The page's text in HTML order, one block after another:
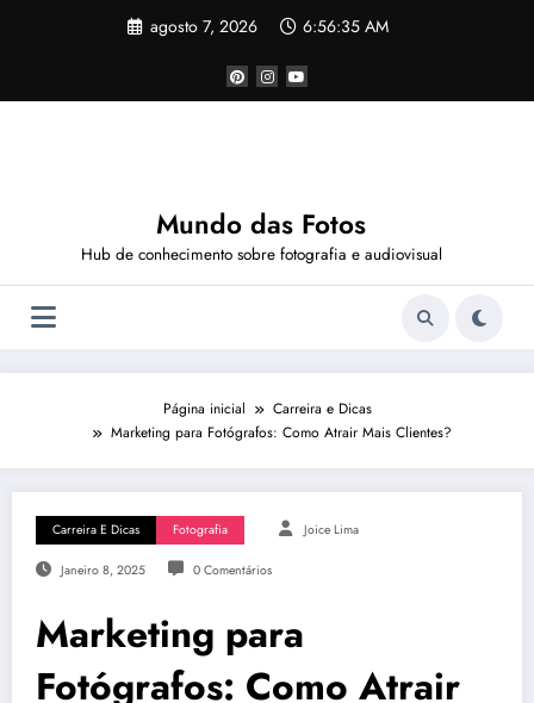
agosto 7, 2026 6:56:36 AM
Mundo das Fotos
Hub de conhecimento sobre fotografia e audiovisual
Página inicial
Carreira e Dicas
Marketing para Fotógrafos: Como Atrair Mais Clientes?
Carreira E Dicas Fotografia Joice Lima
Janeiro 8, 2025 0 Comentários
Marketing para
Fotógrafos: Como Atrair